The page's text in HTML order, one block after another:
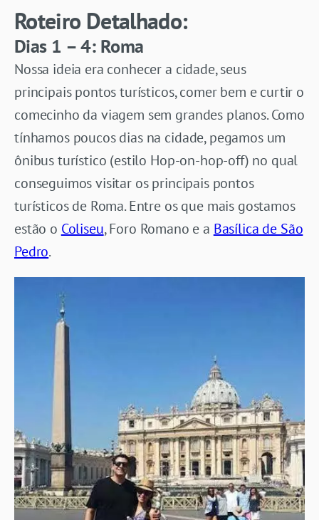
Roteiro Detalhado:
Dias 1 – 4: Roma
Nossa ideia era conhecer a cidade, seus
principais pontos turísticos, comer bem e curtir o
comecinho da viagem sem grandes planos. Como
tínhamos poucos dias na cidade, pegamos um
ônibus turístico (estilo Hop-on-hop-off) no qual
conseguimos visitar os principais pontos
turísticos de Roma. Entre os que mais gostamos
estão o Coliseu, Foro Romano e a Basílica de São
Pedro.